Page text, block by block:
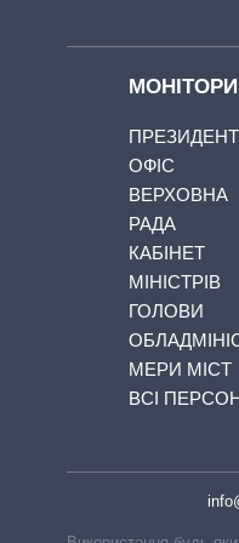
ПРЕЗИДЕНТ
ОФІС
ВЕРХОВНА
РАДА
КАБІНЕТ
МІНІСТРІВ
ГОЛОВИ
МЕРИ МІСТ
ВСІ